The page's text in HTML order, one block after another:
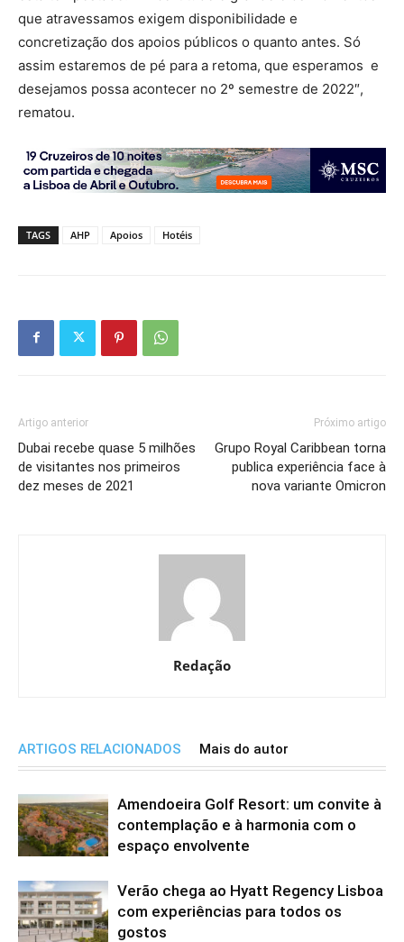
que atravessamos exigem disponibilidade e
concretização dos apoios públicos o quanto antes. Só
assim estaremos de pé para a retoma, que esperamos e
desejamos possa acontecer no 2º semestre de 2022″,
rematou.
TAGS AHP Apoios Hotéis
Artigo anterior
Dubai recebe quase 5 milhões
de visitantes nos primeiros
dez meses de 2021
Próximo artigo
Grupo Royal Caribbean torna
publica experiência face à
nova variante Omicron
Redação
ARTIGOS RELACIONADOS Mais do autor
Amendoeira Golf Resort: um convite à
contemplação e à harmonia com o
espaço envolvente
Verão chega ao Hyatt Regency Lisboa
com experiências para todos os
gostos